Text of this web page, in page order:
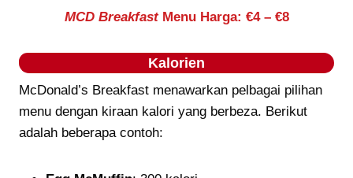
MCD BreakfastMenu Harga: €4 – €8
Kalorien
McDonald’s Breakfast menawarkan pelbagai pilihan
menu dengan kiraan kalori yang berbeza. Berikut
adalah beberapa contoh: